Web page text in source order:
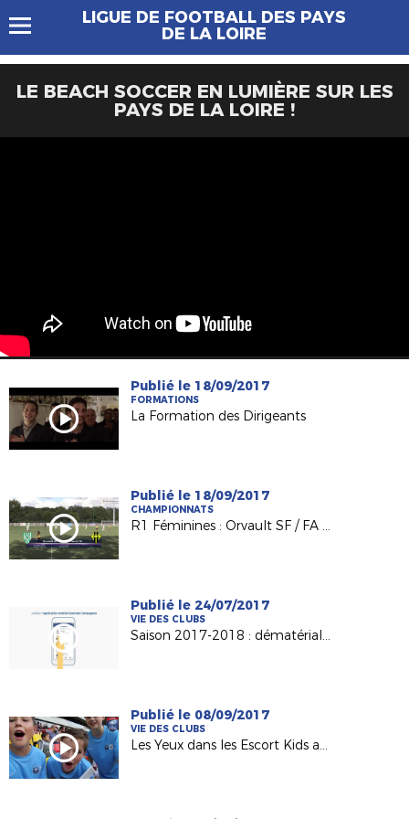
LIGUE DE FOOTBALL DES PAYS
DE LA LOIRE
LE BEACH SOCCER EN LUMIÈRE SUR LES
PAYS DE LA LOIRE !
Publié le 18/09/2017
FORMATIONS
La Formation des Dirigeants
Publié le 18/09/2017
CHAMPIONNATS
R1 Féminines : Orvault SF / FA Laval (2-0)
Publié le 24/07/2017
VIE DES CLUBS
Saison 2017-2018 : dématérialisation du support de licence
Publié le 08/09/2017
VIE DES CLUBS
Les Yeux dans les Escort Kids au MMArena du Mans